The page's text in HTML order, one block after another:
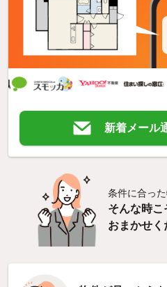
新着メール
条件に合っ
そんな時こ
おまかせく